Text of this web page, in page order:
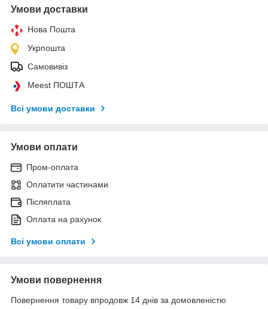
Умови доставки
Нова Пошта
Укрпошта
Самовивіз
Meest ПОШТА
Всі умови доставки
Умови оплати
Пром-оплата
Оплатити частинами
Післяплата
Оплата на рахунок
Всі умови оплати
Умови повернення
Повернення товару впродовж 14 днів за домовленістю